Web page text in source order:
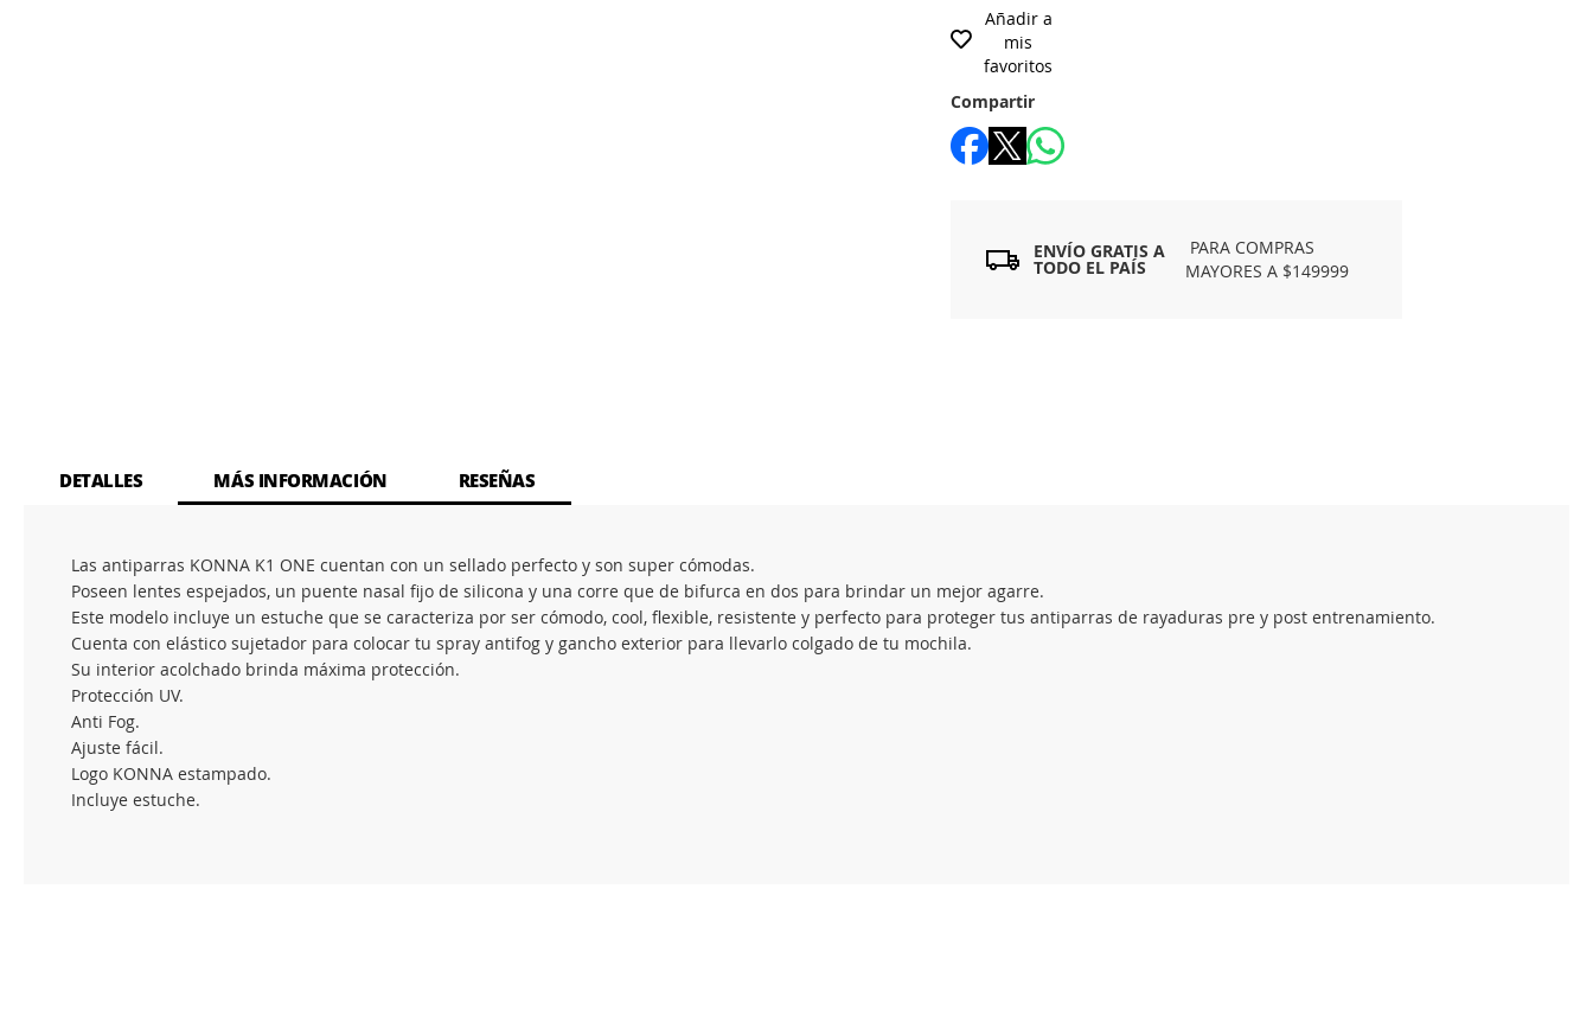
Añadir a
mis
favoritos
Compartir
ENVÍO GRATIS A
TODO EL PAÍS
PARA COMPRAS
MAYORES A $149999
DETALLES
Las antiparras KONNA K1 ONE cuentan con un sellado perfecto y son super cómodas.
Poseen lentes espejados, un puente nasal fijo de silicona y una corre que de bifurca en dos para brindar un mejor agarre.
Este modelo incluye un estuche que se caracteriza por ser cómodo, cool, flexible, resistente y perfecto para proteger tus antiparras de rayaduras pre y post entrenamiento.
Cuenta con elástico sujetador para colocar tu spray antifog y gancho exterior para llevarlo colgado de tu mochila.
Su interior acolchado brinda máxima protección.
Protección UV.
Anti Fog.
Ajuste fácil.
Logo KONNA estampado.
Incluye estuche.
MÁS INFORMACIÓN RESEÑAS